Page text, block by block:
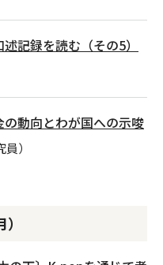
記録を読む（その5）
の動向とわが国への示唆
）